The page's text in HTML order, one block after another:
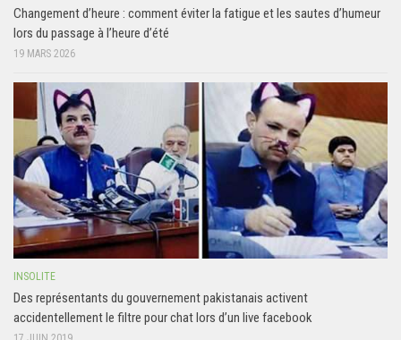
Changement d’heure : comment éviter la fatigue et les sautes d’humeur
lors du passage à l’heure d’été
19 MARS 2026
INSOLITE
Des représentants du gouvernement pakistanais activent
accidentellement le filtre pour chat lors d’un live facebook